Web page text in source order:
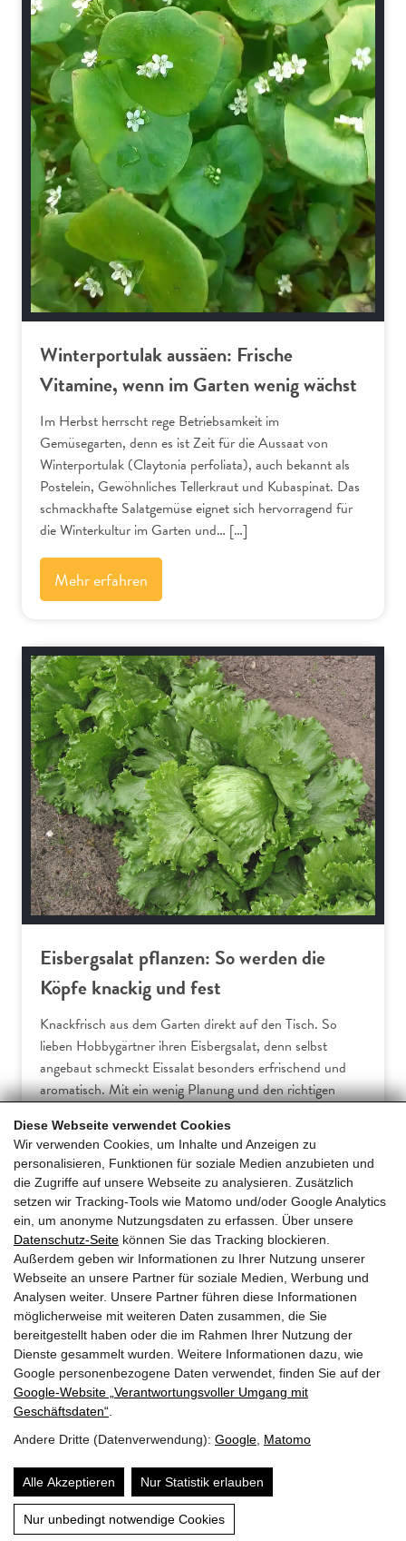
Diese Webseite verwendet Cookies
Wir verwenden Cookies, um Inhalte und Anzeigen zu
personalisieren, Funktionen für soziale Medien anzubieten und
die Zugriffe auf unsere Webseite zu analysieren. Zusätzlich
setzen wir Tracking-Tools wie Matomo und/oder Google Analytics
ein, um anonyme Nutzungsdaten zu erfassen. Über unsere
Datenschutz-Seite können Sie das Tracking blockieren.
Außerdem geben wir Informationen zu Ihrer Nutzung unserer
Webseite an unsere Partner für soziale Medien, Werbung und
Analysen weiter. Unsere Partner führen diese Informationen
möglicherweise mit weiteren Daten zusammen, die Sie
bereitgestellt haben oder die im Rahmen Ihrer Nutzung der
Dienste gesammelt wurden. Weitere Informationen dazu, wie
Google personenbezogene Daten verwendet, finden Sie auf der
Google‑Website „Verantwortungsvoller Umgang mit
Geschäftsdaten“
Andere Dritte (Datenverwendung): Google Matomo
Alle Akzeptieren Nur Statistik erlauben
Nur unbedingt notwendige Cookies
Winterportulak aussäen: Frische
Vitamine, wenn im Garten wenig wächst
Im Herbst herrscht rege Betriebsamkeit im
Gemüsegarten, denn es ist Zeit für die Aussaat von
Winterportulak (Claytonia perfoliata), auch bekannt als
Postelein, Gewöhnliches Tellerkraut und Kubaspinat. Das
schmackhafte Salatgemüse eignet sich hervorragend für
die Winterkultur im Garten und… […]
Mehr erfahren
Gemüse und Salat
Eisbergsalat pflanzen: So werden die
Köpfe knackig und fest
Knackfrisch aus dem Garten direkt auf den Tisch. So
lieben Hobbygärtner ihren Eisbergsalat, denn selbst
angebaut schmeckt Eissalat besonders erfrischend und
aromatisch. Mit ein wenig Planung und den richtigen
Mehr erfahren
Erste Vorherige 1 2 3 NächsteLetzte
Impressum Datenschutz
Website by